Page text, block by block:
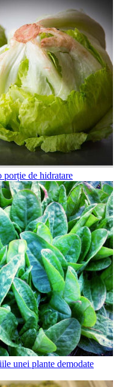
porție de hidratare
unei plante demodate